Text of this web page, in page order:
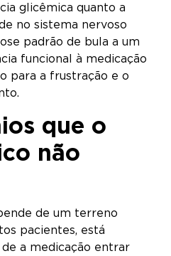
glicêmica quanto a
no sistema nervoso
padrão de bula a um
funcional à medicação
para a frustração e o
que o
não
de um terreno
pacientes, está
a medicação entrar